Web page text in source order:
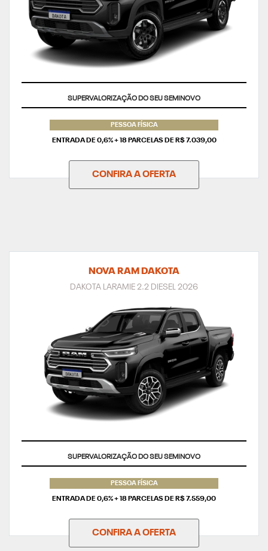
TAXA ZERO
PESSOA FÍSICA
ENTRADA DE 0,6% + 18 PARCELAS DE R$ 7.039,00
CONFIRA A OFERTA
NOVA RAM DAKOTA
DAKOTA LARAMIE 2.2 DIESEL 2026
TAXA ZERO
PESSOA FÍSICA
ENTRADA DE 0,6% + 18 PARCELAS DE R$ 7.559,00
CONFIRA A OFERTA